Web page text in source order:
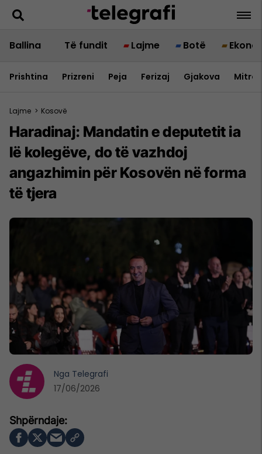
Ballina Të fundit Lajme Botë
Prishtina Prizreni Peja Ferizaj Gjakova
Lajme > Kosovë
Haradinaj: Mandatin e deputetit ia
lë kolegëve, do të vazhdoj
angazhimin për Kosovën në forma
të tjera
Nga Telegrafi
17/06/2026